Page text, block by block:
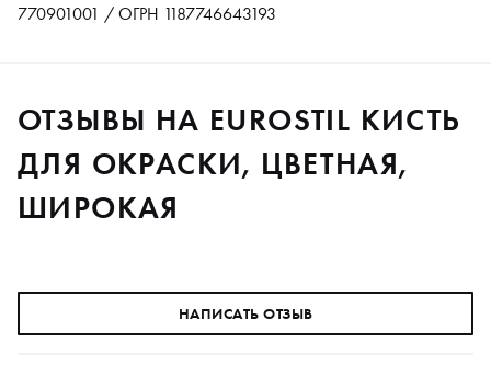
770901001 / ОГРН 1187746643193
ОТЗЫВЫ НА EUROSTIL КИСТЬ
ДЛЯ ОКРАСКИ, ЦВЕТНАЯ,
ШИРОКАЯ
НАПИСАТЬ ОТЗЫВ